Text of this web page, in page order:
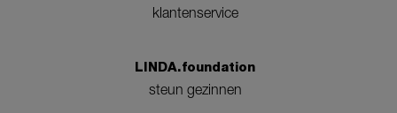
klantenservice
LINDA.foundation
steun gezinnen